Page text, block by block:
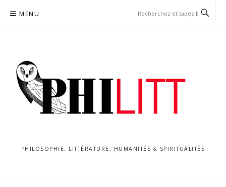
MENU
PHILOSOPHIE, LITTÉRATURE, HUMANITÉS & SPIRITUALITÉS